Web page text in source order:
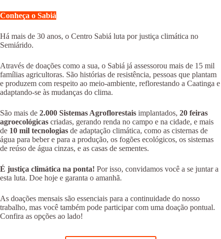
Conheça o Sabiá
Há mais de 30 anos, o Centro Sabiá luta por justiça climática no
Semiárido.
Através de doações como a sua, o Sabiá já assessorou mais de 15 mil
famílias agricultoras. São histórias de resistência, pessoas que plantam
e produzem com respeito ao meio-ambiente, reflorestando a Caatinga e
adaptando-se às mudanças do clima.
São mais de 2.000 Sistemas Agroflorestais implantados, 20 feiras
agroecológicas criadas, gerando renda no campo e na cidade, e mais
de 10 mil tecnologias de adaptação climática, como as cisternas de
água para beber e para a produção, os fogões ecológicos, os sistemas
de reúso de água cinzas, e as casas de sementes.
É justiça climática na ponta! Por isso, convidamos você a se juntar a
esta luta. Doe hoje e garanta o amanhã.
As doações mensais são essenciais para a continuidade do nosso
trabalho, mas você também pode participar com uma doação pontual.
Confira as opções ao lado!